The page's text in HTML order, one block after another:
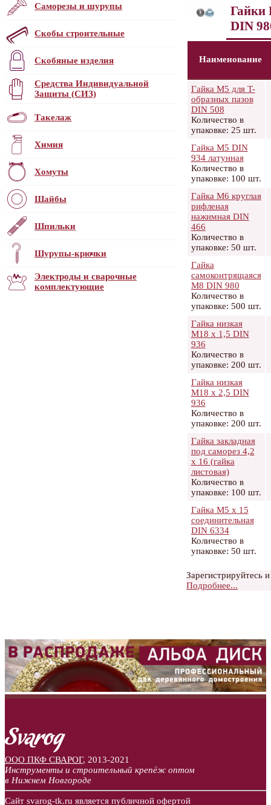
Саморезы и шурупы
Скобы строительные
Скобяные изделия
Средства Индивидуальной
Защиты (СИЗ)
Такелаж
Химия
Хомуты
Шайбы
Шпильки
Шурупы-крючки
Электроды и сварочные
комплектующие
Гайки
DIN
Наименование
Гайка М5 для T-
образных пазов
DIN 508
Количество в
упаковке: 25 шт.
Гайка М5 DIN
934 латунная
Количество в
упаковке: 100 шт.
Гайка М6 круглая
рифленая
нажимная DIN
466
Количество в
упаковке: 50 шт.
Гайка
самоконтрящаяся
М8 DIN 980
Количество в
упаковке: 500 шт.
Гайка низкая
М18 х 1,5 DIN
936
Количество в
упаковке: 200 шт.
Гайка низкая
М18 х 2,5 DIN
936
Количество в
упаковке: 200 шт.
Гайка закладная
под саморез 4,2
х 16 (гайка
листовая)
Количество в
упаковке: 100 шт.
Гайка М5 х 15
соединительная
DIN 6334
Количество в
упаковке: 50 шт.
Зарегистрируйтесь
Подробнее...
ООО ПКФ СВАРОГ, 2013-2021
Инструменты и строительный крепёж оптом
в Нижнем Новгороде
Сайт svarog-tk.ru является публичной офертой